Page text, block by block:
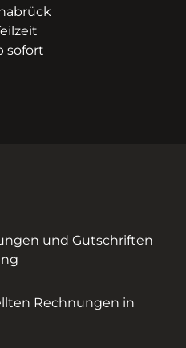
sofort
und Gutschriften
Rechnungen in